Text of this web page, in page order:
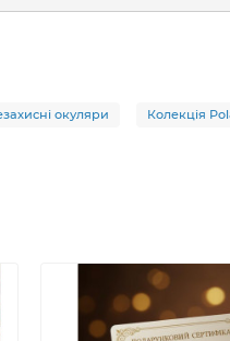
окуляри Колекція